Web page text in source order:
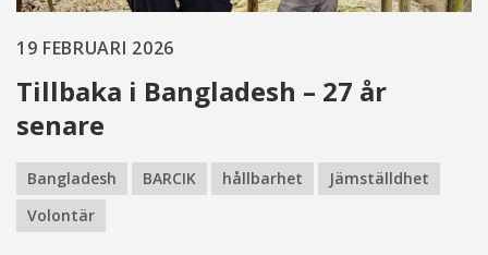
19 FEBRUARI 2026
Tillbaka i Bangladesh – 27 år
senare
Bangladesh BARCIK hållbarhet
Jämställdhet
Volontär